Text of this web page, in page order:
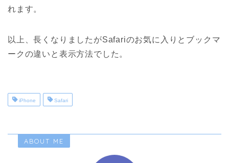
れます。
以上、長くなりましたがSafariのお気に入りとブックマ
ークの違いと表示方法でした。
iPhone Safari
ABOUT ME